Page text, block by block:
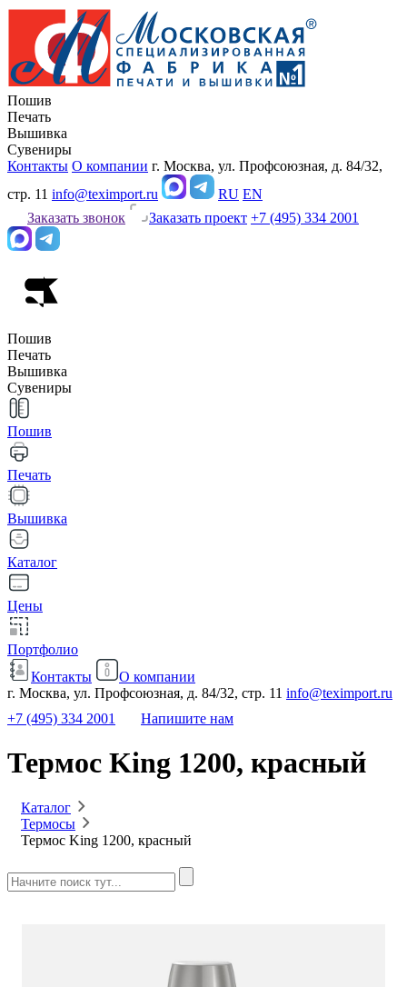
Пошив
Печать
Вышивка
Сувениры
Контакты О компании г. Москва, ул. Профсоюзная, д. 84/32,
стр. 11 info@teximport.ru RU EN
Заказать звонок
Заказать проект +7 (495) 334 2001
Пошив
Печать
Вышивка
Сувениры
Пошив
Печать
Вышивка
Каталог
Цены
Портфолио
Контакты
О компании
г. Москва, ул. Профсоюзная, д. 84/32, стр. 11 info@teximport.ru
+7 (495) 334 2001
Напишите нам
Термос King 1200, красный
Каталог
Термосы
Термос King 1200, красный